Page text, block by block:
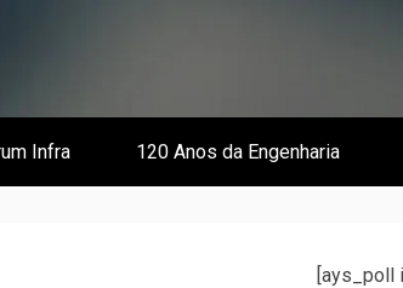
Infra 120 Anos da Engenharia
[ays_poll